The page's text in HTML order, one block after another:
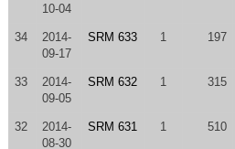
10-04
34
2014-
09-17
SRM 633 1 197
33
2014-
09-05
SRM 632 1 315
32
2014-
08-30
SRM 631 1 510